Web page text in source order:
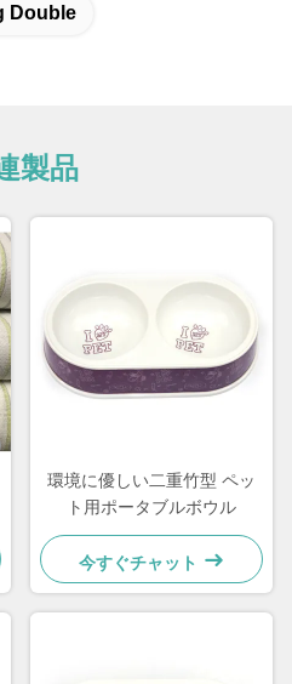
Double
製品
環境に優しい二重竹型 ペッ
ト用ポータブルボウル
今すぐチャット